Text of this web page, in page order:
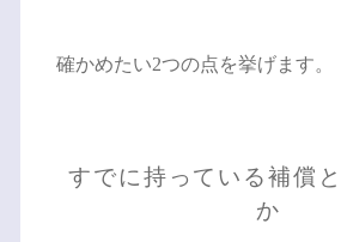
確かめたい2つの点を挙げます。
すでに持っている補償
か